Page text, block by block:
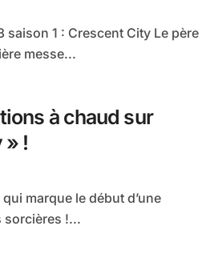
messe...
à chaud sur
» !
sorcières !...